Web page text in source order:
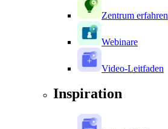
Zentrum erfahren
Webinare
Video-Leitfaden
Inspiration